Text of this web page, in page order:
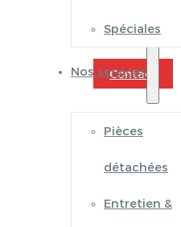
Spéciales
Nos services
Pièces
détachées
Entretien &
Contact